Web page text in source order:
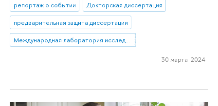
репортаж о событии
Докторская диссертация
предварительная защита диссертации
Международная лаборатория исследований социальной интеграции
30 марта 2024